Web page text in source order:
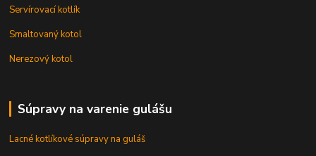
Servírovací kotlík
Smaltovaný kotol
Nerezový kotol
Súpravy na varenie gulášu
Lacné kotlíkové súpravy na guláš